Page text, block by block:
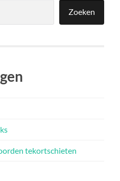
Zoeken
tekortschieten